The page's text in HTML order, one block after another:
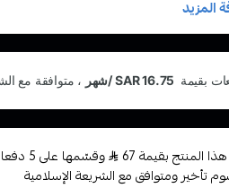
المنتج بقيمة 67
تأخير ومتوافق مع الشريعة الإسلامية